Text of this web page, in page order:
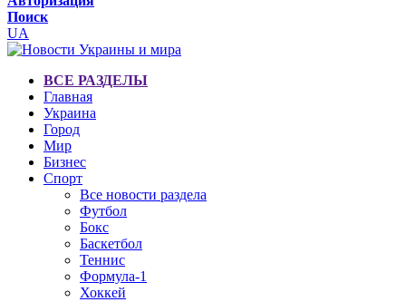
Поиск
UA
ВСЕ РАЗДЕЛЫ
Главная
Украина
Город
Мир
Бизнес
Спорт
Все новости раздела
Футбол
Бокс
Баскетбол
Теннис
Формула-1
Хоккей